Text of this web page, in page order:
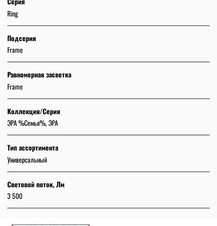
Ring
Подсерия
Frame
Равномерная засветка
Frame
Коллекция/Серия
ЭРА %Семья%, ЭРА
Тип ассортимента
Универсальный
Световой поток, Лм
3 500